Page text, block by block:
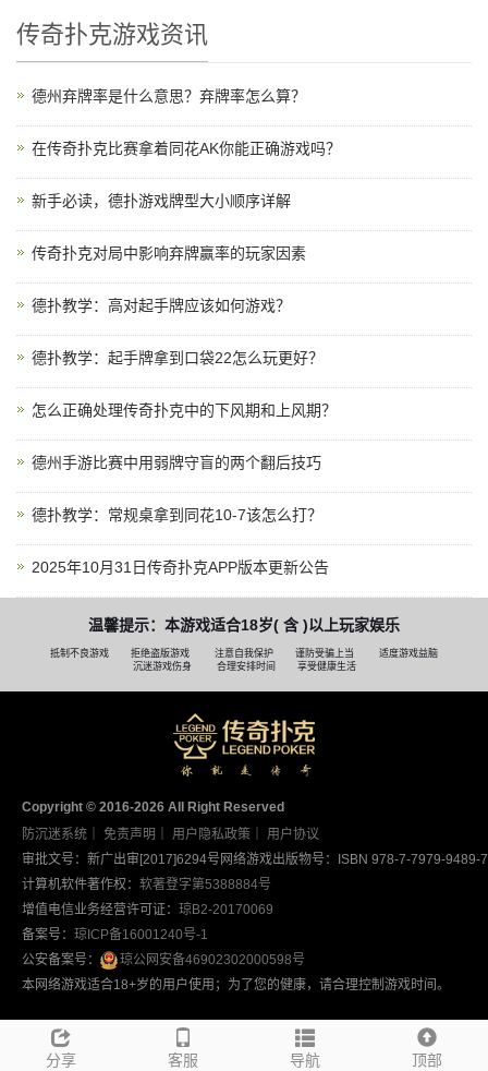
传奇扑克游戏资讯
德州弃牌率是什么意思？弃牌率怎么算？
在传奇扑克比赛拿着同花AK你能正确游戏吗？
新手必读，德扑游戏牌型大小顺序详解
传奇扑克对局中影响弃牌赢率的玩家因素
德扑教学：高对起手牌应该如何游戏？
德扑教学：起手牌拿到口袋22怎么玩更好？
怎么正确处理传奇扑克中的下风期和上风期？
德州手游比赛中用弱牌守盲的两个翻后技巧
德扑教学：常规桌拿到同花10-7该怎么打？
2025年10月31日传奇扑克APP版本更新公告
分享 客服 导航 顶部
温馨提示：本游戏适合18岁( 含 )以上玩家娱乐
抵制不良游戏 拒绝盗版游戏 注意自我保护 谨防受骗上当
适度游戏益脑
沉迷游戏伤身
合理安排时间 享受健康生活
Copyright © 2016-2026 AII Right Reserved
防沉迷系统
免责声明 用户隐私政策
用户协议
审批文号：新广出审[2017]6294号 网络游戏出版物号：ISBN 978-7-7979-9489-7
计算机软件著作权： 软著登字第5388884号
增值电信业务经营许可证： 琼B2-20170069
备案号： 琼ICP备16001240号-1
公安备案号：
琼公网安备46902302000598号
本网络游戏适合18+岁的用户使用；为了您的健康，请合理控制游戏时间。